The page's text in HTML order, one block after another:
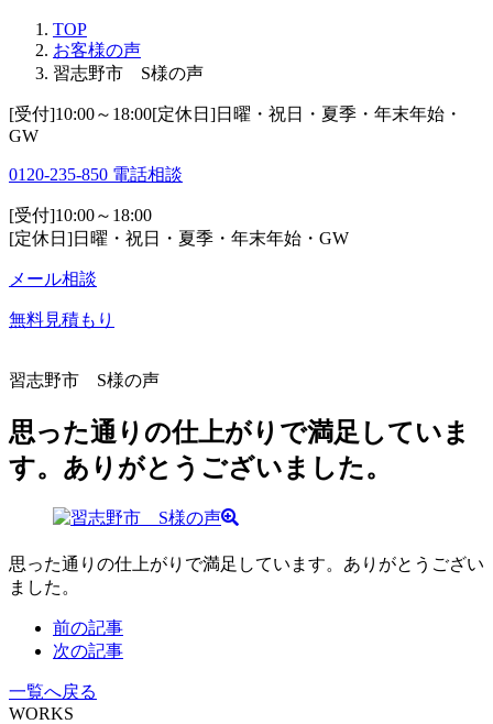
TOP
お客様の声
習志野市 S様の声
[受付]10:00～18:00[定休日]日曜・祝日・夏季・年末年始・
GW
0120-235-850 電話相談
[受付]10:00～18:00
[定休日]日曜・祝日・夏季・年末年始・GW
メール相談
無料見積もり
習志野市 S様の声
思った通りの仕上がりで満足していま
す。ありがとうございました。
思った通りの仕上がりで満足しています。ありがとうござい
ました。
前の記事
次の記事
一覧へ戻る
WORKS